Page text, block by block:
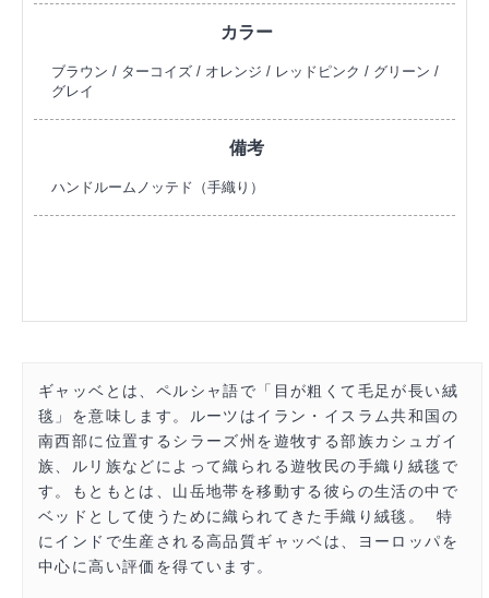
カラー
ブラウン / ターコイズ / オレンジ / レッドピンク / グリーン /
グレイ
備考
ハンドルームノッテド（手織り）
ギャッベとは、ペルシャ語で「目が粗くて毛足が長い絨
毯」を意味します。ルーツはイラン・イスラム共和国の
南西部に位置するシラーズ州を遊牧する部族カシュガイ
族、ルリ族などによって織られる遊牧民の手織り絨毯で
す。もともとは、山岳地帯を移動する彼らの生活の中で
ベッドとして使うために織られてきた手織り絨毯。
特
にインドで生産される高品質ギャッベは、ヨーロッパを
中心に高い評価を得ています。